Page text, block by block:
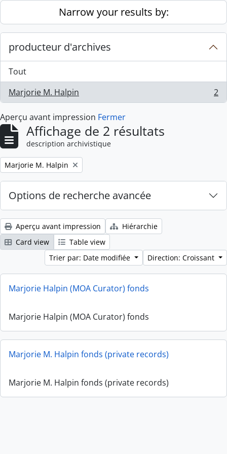
Skip to main contentNarrow your results by:
producteur d'archives
Tout
Marjorie M. Halpin
, 2 résultats 2
Aperçu avant impression Fermer
Affichage de 2 résultats
description archivistique
Remove filter:
Marjorie M. Halpin
Options de recherche avancée
Aperçu avant impression
Hiérarchie
Card view
Table view
Trier par: Date modifiée
Direction: Croissant
Marjorie Halpin (MOA Curator) fonds
Marjorie Halpin (MOA Curator) fonds
Marjorie M. Halpin fonds (private records)
Marjorie M. Halpin fonds (private records)